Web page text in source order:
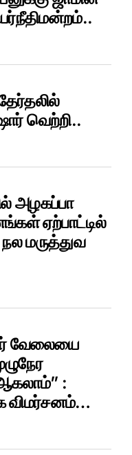
வெற்றி..
அழகப்பா
ஏற்பாட்டில்
மருத்துவ
வேலையை
:
விமர்சனம்…